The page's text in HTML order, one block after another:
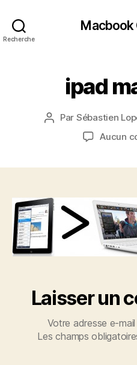
Recherche
Macbook
ipad
Auteur
Par Sébastien
Aucun
Laisser un
Votre adresse e-
Les champs